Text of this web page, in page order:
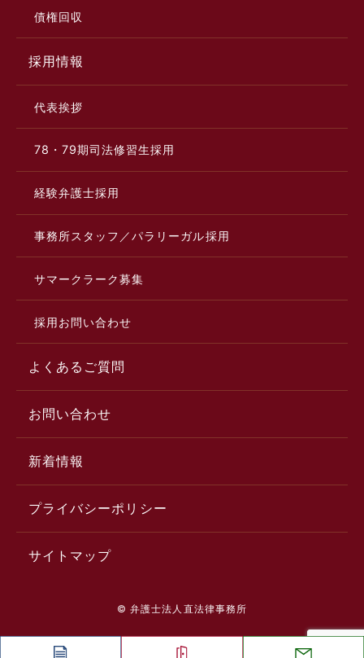
債権回収
採用情報
代表挨拶
78・79期司法修習生採用
経験弁護士採用
事務所スタッフ／パラリーガル採用
サマークラーク募集
採用お問い合わせ
よくあるご質問
お問い合わせ
新着情報
プライバシーポリシー
サイトマップ
© 弁護士法人直法律事務所